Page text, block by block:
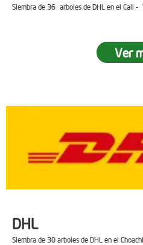
Siembra de 36 arboles de DHL en el Cali -
Ver
DHL
Siembra de 30 arboles de DHL en el